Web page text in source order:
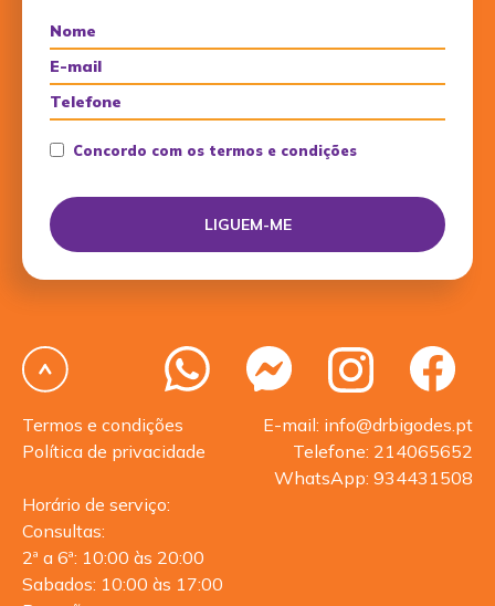
Concordo com os termos e condições
Termos e condições
Política de privacidade
E-mail: info@drbigodes.pt
Telefone: 214065652
WhatsApp: 934431508
Horário de serviço:
Consultas:
2ª a 6ª: 10:00 às 20:00
Sabados: 10:00 às 17:00